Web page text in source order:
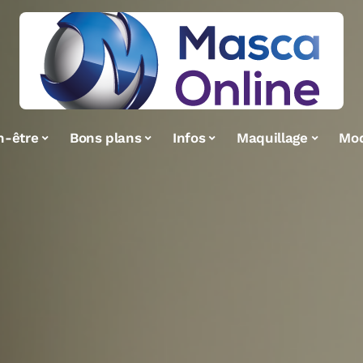
être Bons plans Infos Maquillage